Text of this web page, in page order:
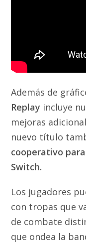
Además de
Replay incluye
mejoras
nuevo título
cooperativo
Switch.
Los jugadores
con tropas que
de combate
que ondea la